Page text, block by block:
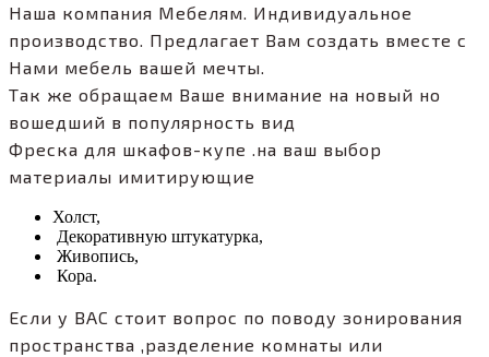
Наша компания Мебелям. Индивидуальное
производство. Предлагает Вам создать вместе с
Нами мебель вашей мечты.
Так же обращаем Ваше внимание на новый но
вошедший в популярность вид
Фреска для шкафов-купе .на ваш выбор
материалы имитирующие
Холст,
Декоративную штукатурка,
Живопись,
Кора.
Если у ВАС стоит вопрос по поводу зонирования
пространства ,разделение комнаты или